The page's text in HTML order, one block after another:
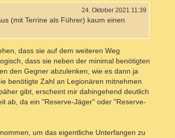
24. Oktober 2021 11:39
(mit Terrine als Führer) kaum einen
dass sie auf dem weiteren Weg
dass sie neben der minimal benötigten
den Gegner abzulenken, wie es dann ja
benötigte Zahl an Legionären mitnehmen
gibt, erscheint mir dahingehend deutlich
ab, da ein "Reserve-Jäger" oder "Reserve-
um das eigentliche Unterfangen zu